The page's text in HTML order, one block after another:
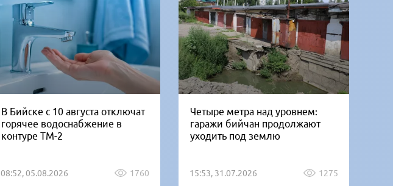
В Бийске с 10 августа отключат
горячее водоснабжение в
контуре ТМ-2
08:52, 05.08.2026 1760
Четыре метра над уровнем:
гаражи бийчан продолжают
уходить под землю
15:53, 31.07.2026 1275